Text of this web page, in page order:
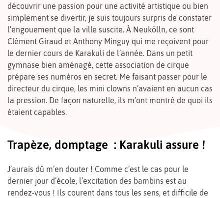
découvrir une passion pour une activité artistique ou bien
simplement se divertir, je suis toujours surpris de constater
l’engouement que la ville suscite. À Neukölln, ce sont
Clément Giraud et Anthony Minguy qui me reçoivent pour
le dernier cours de Karakuli de l’année. Dans un petit
gymnase bien aménagé, cette association de cirque
prépare ses numéros en secret. Me faisant passer pour le
directeur du cirque, les mini clowns n’avaient en aucun cas
la pression. De façon naturelle, ils m’ont montré de quoi ils
étaient capables.
Trapèze, domptage : Karakuli assure !
J’aurais dû m’en douter ! Comme c’est le cas pour le
dernier jour d’école, l’excitation des bambins est au
rendez-vous ! Ils courent dans tous les sens, et difficile de